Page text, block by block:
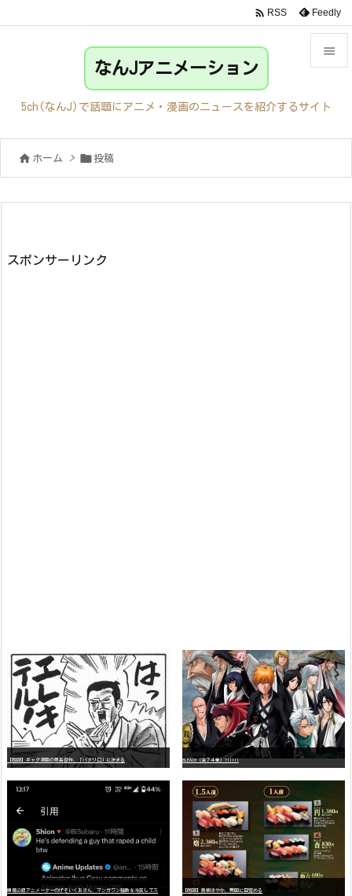

サイド
前へ

 RSS Feedly
なんJアニメーション
5ch(なんJ)で話題にアニメ・漫画のニュースを紹介するサイト
 ホーム >  投稿
スポンサーリンク
【朗報】ギャグ漫画の最高傑作、「パタリロ」に決まる BLEACH（全７４巻）?!!!!!
【朗報】美樹さやか、愛国に目覚める